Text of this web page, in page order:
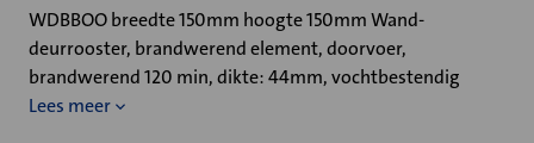
WDBBOO breedte 150mm hoogte 150mm Wand-
deurrooster, brandwerend element, doorvoer,
brandwerend 120 min, dikte: 44mm, vochtbestendig
Lees meer